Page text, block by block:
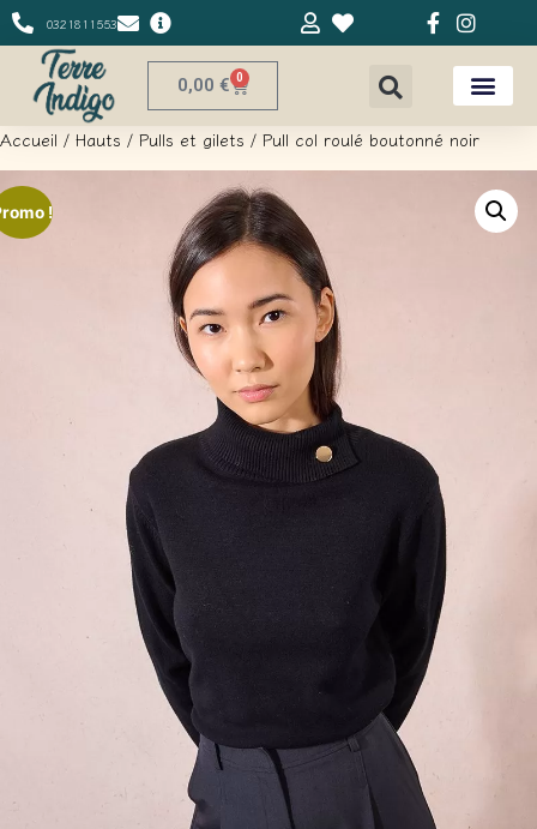
0321811553
0,00 € 0
Accueil / Hauts / Pulls et gilets / Pull col roulé boutonné noir
!